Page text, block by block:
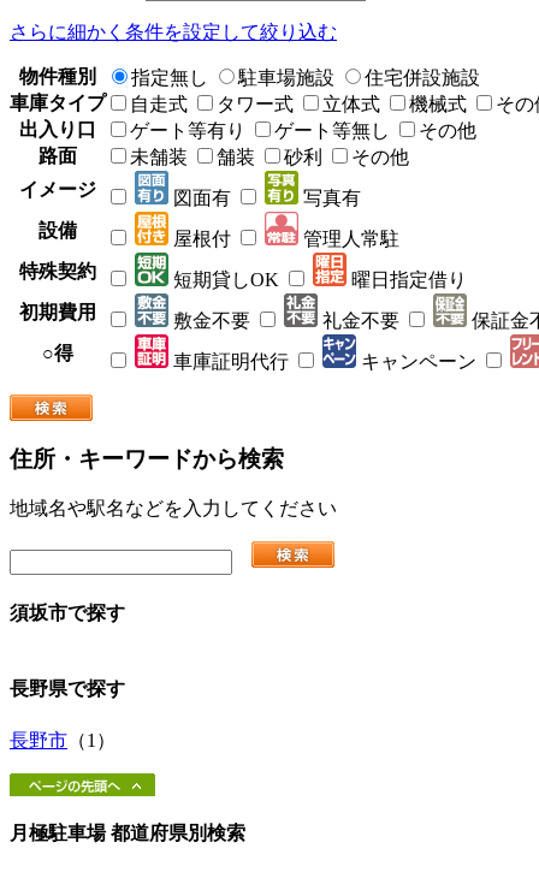
さらに細かく条件を設定して絞り込む
物件種別 指定無し 駐車場施設
住宅併設施設
車庫タイプ
自走式 タワー式 立体式 機械式
その
出入り口
ゲート等有り ゲート等無し
その他
路面
未舗装 舗装 砂利
その他
イメージ
図面有
写真有
設備
屋根付
管理人常駐
特殊契約
短期貸しOK
曜日指定借り
初期費用
敷金不要 礼金不要 保証金
○得
車庫証明代行 キャンペーン
住所・キーワードから検索
地域名や駅名などを入力してください
須坂市で探す
長野県で探す
長野市 （1）
月極駐車場 都道府県別検索